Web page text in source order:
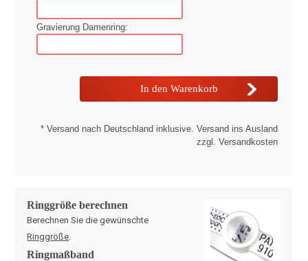
Gravierung Damenring:
* Versand nach Deutschland inklusive. Versand ins Ausland
zzgl. Versandkosten
Ringgröße berechnen
Berechnen Sie die gewünschte
Ringgröße
Ringmaßband